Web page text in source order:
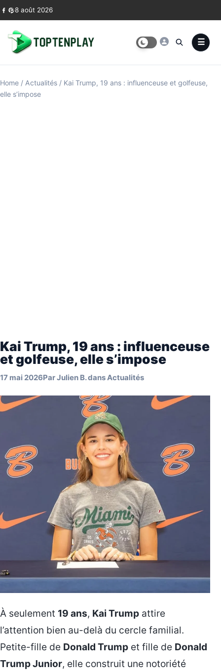
Skip to content
8 août 2026
Home / Actualités / Kai Trump, 19 ans : influenceuse et golfeuse,
elle s’impose
Kai Trump, 19 ans : influenceuse
et golfeuse, elle s’impose
17 mai 2026ParJulien B.dansActualités
À seulement 19 ans, Kai Trump attire
l’attention bien au-delà du cercle familial.
Petite-fille de Donald Trump et fille de Donald
Trump Junior, elle construit une notoriété